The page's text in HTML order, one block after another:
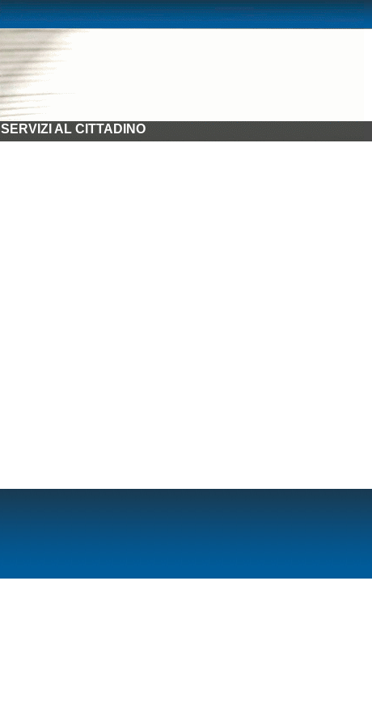
SERVIZI AL CITTADINO